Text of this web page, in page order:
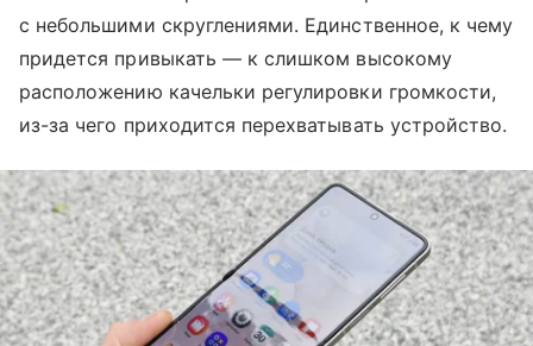
с небольшими скруглениями. Единственное, к чему
придется привыкать — к слишком высокому
расположению качельки регулировки громкости,
из-за чего приходится перехватывать устройство.